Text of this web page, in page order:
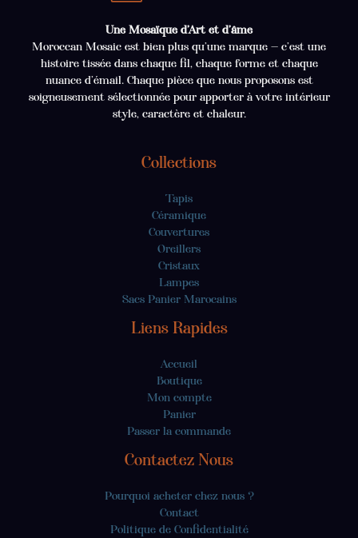
Une Mosaïque d’Art et d’âme
Moroccan Mosaic est bien plus qu’une marque — c’est une
histoire tissée dans chaque fil, chaque forme et chaque
nuance d’émail. Chaque pièce que nous proposons est
soigneusement sélectionnée pour apporter à votre intérieur
style, caractère et chaleur.
Collections
Tapis
Céramique
Couvertures
Oreillers
Cristaux
Lampes
Sacs Panier Marocains
Liens Rapides
Accueil
Boutique
Mon compte
Panier
Passer la commande
Contactez Nous
Pourquoi acheter chez nous ?
Contact
Politique de Confidentialité